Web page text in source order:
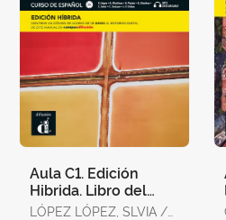
Aula C1. Edición
Hibrida. Libro del
Alumno
LÓPEZ LÓPEZ, SLVIA /